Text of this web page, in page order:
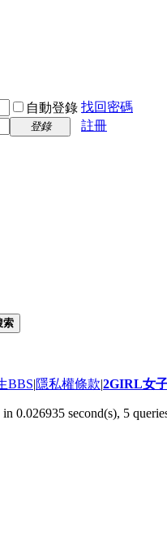
自動登錄 找回密碼
登錄
註冊
索
BBS|隱私權條款|2GIRL女
in 0.026935 second(s), 5